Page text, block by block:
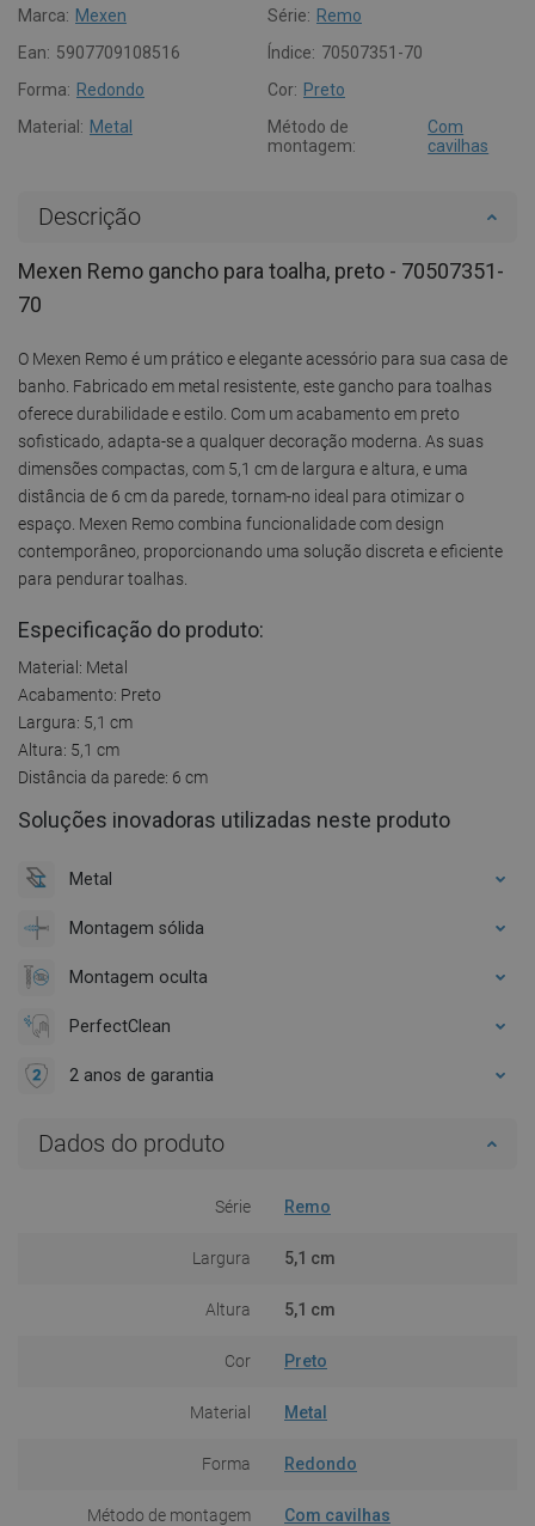
Marca: Mexen Série: Remo
Ean: 5907709108516 Índice: 70507351-70
Forma: Redondo Cor: Preto
Material: Metal
Método de
montagem:
Com
cavilhas
Descrição
Mexen Remo gancho para toalha, preto - 70507351-
70
O Mexen Remo é um prático e elegante acessório para sua casa de
banho. Fabricado em metal resistente, este gancho para toalhas
oferece durabilidade e estilo. Com um acabamento em preto
sofisticado, adapta-se a qualquer decoração moderna. As suas
dimensões compactas, com 5,1 cm de largura e altura, e uma
distância de 6 cm da parede, tornam-no ideal para otimizar o
espaço. Mexen Remo combina funcionalidade com design
contemporâneo, proporcionando uma solução discreta e eficiente
para pendurar toalhas.
Especificação do produto:
Material: Metal
Acabamento: Preto
Largura: 5,1 cm
Altura: 5,1 cm
Distância da parede: 6 cm
Soluções inovadoras utilizadas neste produto
Metal
Montagem sólida
Montagem oculta
PerfectClean
2 anos de garantia
Dados do produto
Série Remo
Largura 5,1 cm
Altura 5,1 cm
Cor Preto
Material Metal
Forma Redondo
Método de montagem Com cavilhas